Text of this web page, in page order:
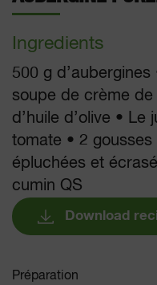
Ingredients
500 g
soupe de crème
d’huile d’olive •
tomate • 2 gousses
épluchées et
cumin QS
Download
Préparation